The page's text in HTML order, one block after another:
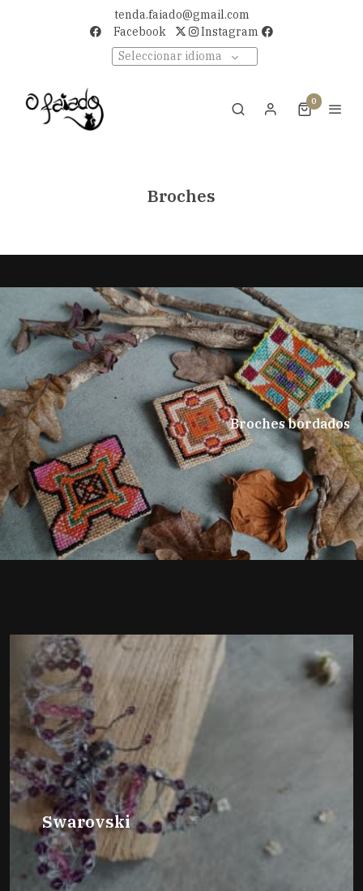
tenda.faiado@gmail.com
Facebook
Instagram
Seleccionar idioma
0
Broches
Broches bordados
Swarovski